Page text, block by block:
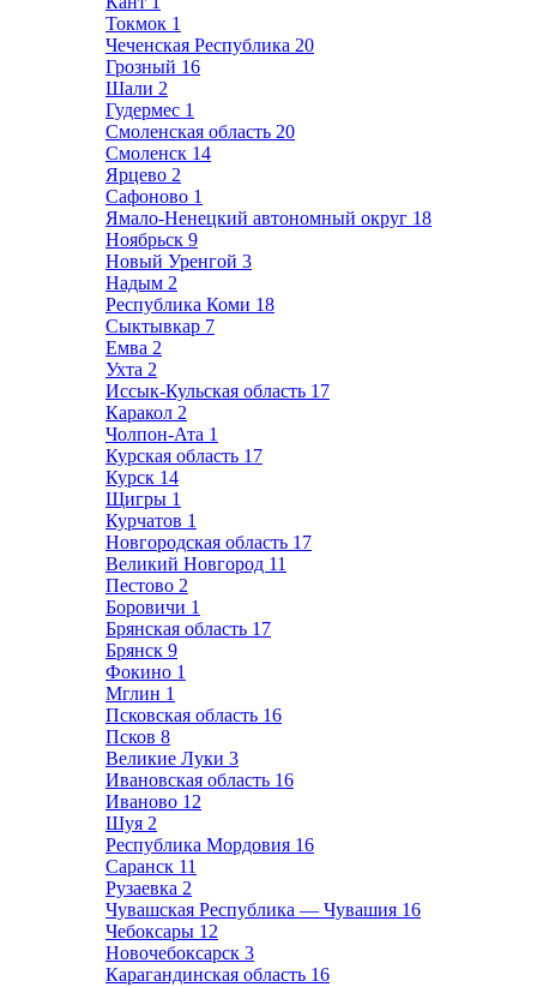
Токмок 1
Чеченская Республика 20
Грозный 16
Шали 2
Гудермес 1
Смоленская область 20
Смоленск 14
Ярцево 2
Сафоново 1
Ямало-Ненецкий автономный округ 18
Ноябрьск 9
Новый Уренгой 3
Надым 2
Республика Коми 18
Сыктывкар 7
Емва 2
Ухта 2
Иссык-Кульская область 17
Каракол 2
Чолпон-Ата 1
Курская область 17
Курск 14
Щигры 1
Курчатов 1
Новгородская область 17
Великий Новгород 11
Пестово 2
Боровичи 1
Брянская область 17
Брянск 9
Фокино 1
Мглин 1
Псковская область 16
Псков 8
Великие Луки 3
Ивановская область 16
Иваново 12
Шуя 2
Республика Мордовия 16
Саранск 11
Рузаевка 2
Чувашская Республика — Чувашия 16
Чебоксары 12
Новочебоксарск 3
Карагандинская область 16